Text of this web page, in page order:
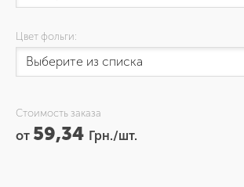
Цвет фольги:
Стоимость заказа
от 59,34 Грн./шт.